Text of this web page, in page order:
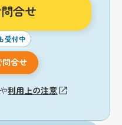
合せ
受付中
問合せ
や利用上の注意